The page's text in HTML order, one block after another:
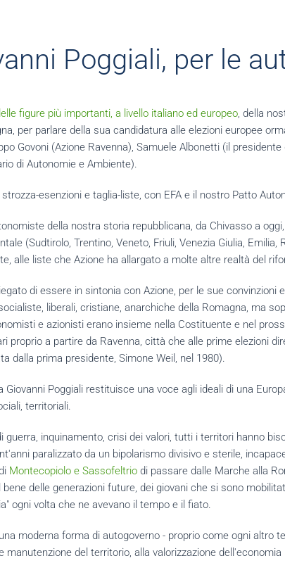
Poggiali, per le
figure più importanti, a livello italiano ed europeo, della
per parlare della sua candidatura alle elezioni europee
Govoni (Azione Ravenna), Samuele Albonetti (il
di Autonomie e Ambiente).
esenzioni e taglia-liste, con EFA e il nostro Patto
della nostra storia repubblicana, da Chivasso a
(Sudtirolo, Trentino, Veneto, Friuli, Venezia Giulia,
alle liste che Azione ha allargato a molte altre realtà del
di essere in sintonia con Azione, per le sue
liberali, cristiane, anarchiche della Romagna, ma
e azionisti erano insieme nella Costituente e nel
proprio a partire da Ravenna, città che alle prime elezioni
dalla prima presidente, Simone Weil, nel 1980).
Giovanni Poggiali restituisce una voce agli ideali di una
territoriali.
guerra, inquinamento, crisi dei valori, tutti i territori hanno
paralizzato da un bipolarismo divisivo e sterile,
Montecopiolo e Sassofeltrio di passare dalle Marche alla
delle generazioni future, dei giovani che si sono
ogni volta che ne avevano il tempo e il fiato.
moderna forma di autogoverno - proprio come ogni altro
manutenzione del territorio, alla valorizzazione